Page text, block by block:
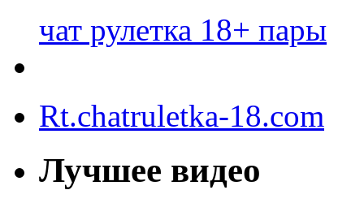
чат рулетка 18+ пары
Rt.chatruletka-18.com
Лучшее видео